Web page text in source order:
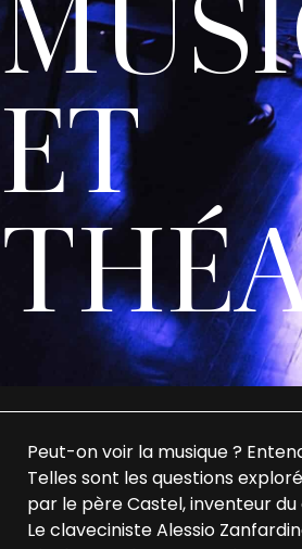
ET
Peut-on voir la musique ?
Telles sont les questions
par le père Castel, inventeur
Le claveciniste Alessio